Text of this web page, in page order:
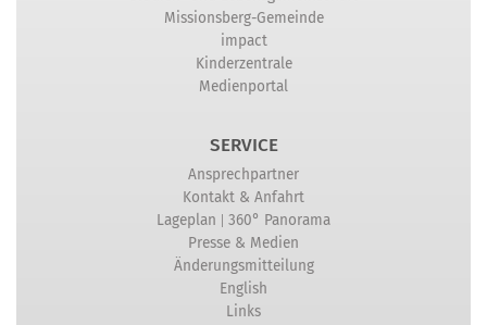
Missionsberg-Gemeinde
impact
Kinderzentrale
Medienportal
SERVICE
Ansprechpartner
Kontakt & Anfahrt
Lageplan | 360° Panorama
Presse & Medien
Änderungsmitteilung
English
Links